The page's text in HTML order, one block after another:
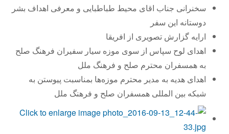
سخنرانی جناب اقای محیط طباطبایی و معرفی اهداف بشر
دوستانه این سفر
ارایه گزارش تصویری از افریقا
اهدای لوح سپاس از سوی موزه سیار سفیران فرهنگ صلح
به همسفران محترم صلح و فرهنگ ملل
اهدای هدیه به مدیر محترم موزه‌ها بمناسبت پیوستن به
شبکه بین المللی همسفران صلح و فرهنگ ملل